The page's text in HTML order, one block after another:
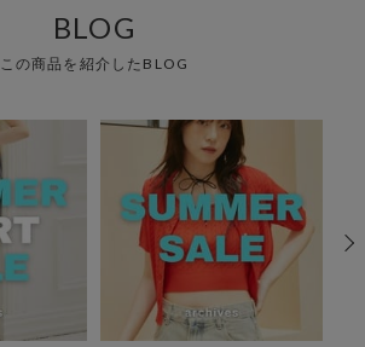
BLOG
この商品を紹介したBLOG